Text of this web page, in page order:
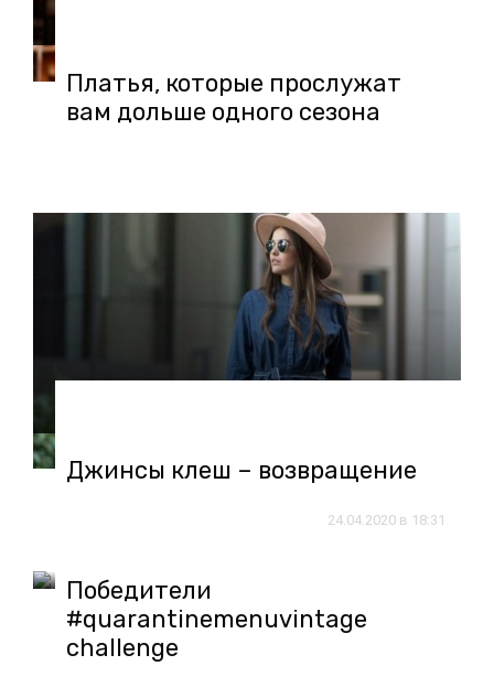
Платья, которые прослужат
вам дольше одного сезона
Джинсы клеш – возвращение
24.04.2020 в 18:31
Победители
#quarantinemenuvintage
challenge